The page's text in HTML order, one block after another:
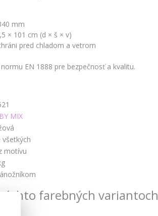
mm
× 101 cm (d × š × v)
pred chladom a vetrom
EN 1888 pre bezpečnosť a kvalitu.
MIX
všetkých
motívu
farebných variantoch